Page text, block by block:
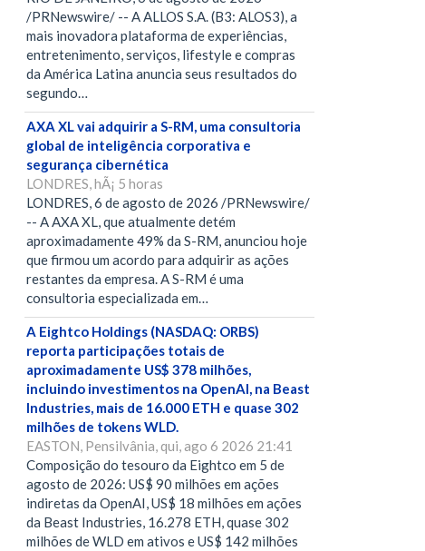
/PRNewswire/ -- A ALLOS S.A. (B3: ALOS3), a
mais inovadora plataforma de experiências,
entretenimento, serviços, lifestyle e compras
da América Latina anuncia seus resultados do
segundo…
AXA XL vai adquirir a S-RM, uma consultoria
global de inteligência corporativa e
segurança cibernética
LONDRES, hÃ¡ 5 horas
LONDRES, 6 de agosto de 2026 /PRNewswire/
-- A AXA XL, que atualmente detém
aproximadamente 49% da S-RM, anunciou hoje
que firmou um acordo para adquirir as ações
restantes da empresa. A S-RM é uma
consultoria especializada em…
A Eightco Holdings (NASDAQ: ORBS)
reporta participações totais de
aproximadamente US$ 378 milhões,
incluindo investimentos na OpenAI, na Beast
Industries, mais de 16.000 ETH e quase 302
milhões de tokens WLD.
EASTON, Pensilvânia, qui, ago 6 2026 21:41
Composição do tesouro da Eightco em 5 de
agosto de 2026: US$ 90 milhões em ações
indiretas da OpenAI, US$ 18 milhões em ações
da Beast Industries, 16.278 ETH, quase 302
milhões de WLD em ativos e US$ 142 milhões